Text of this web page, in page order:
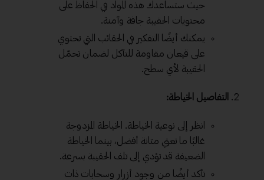
حيث ستساعدك هذه المواد في الحفاظ على
محتويات الحقيبة جافة وآمنة.
يمكنك أيضًا التفكير في الحقائب التي تحتوي
على قيعان مقاومة للتآكل لضمان تحمّل
الحقيبة لأي سطح.
التفاصيل الخياطة:
انظر إلى نوعية الخياطة. الخياطة المزدوجة
غالبًا ما تعني متانة أفضل، بينما الخياطة
الضعيفة قد تؤدي إلى تلف الحقيبة بسرعة.
تأكد أيضًا من وجود أزرار وسحابات ذات